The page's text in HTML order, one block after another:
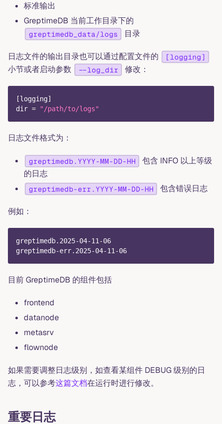
标准输出
GreptimeDB 当前工作目录下的
greptimedb_data/logs 目录
日志文件的输出目录也可以通过配置文件的 [logging]
小节或者启动参数 --log_dir 修改：
[logging]
dir = "/path/to/logs"
日志文件格式为：
greptimedb.YYYY-MM-DD-HH
包含 INFO 以上等级
的日志
greptimedb-err.YYYY-MM-DD-HH 包含错误日志
例如：
greptimedb.2025-04-11-06
greptimedb-err.2025-04-11-06
目前 GreptimeDB 的组件包括
frontend
datanode
metasrv
flownode
如果需要调整日志级别，如查看某组件 DEBUG 级别的日
志，可以参考这篇文档在运行时进行修改。
重要日志